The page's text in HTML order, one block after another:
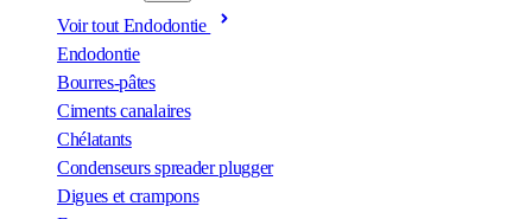
Voir tout Endodontie
Endodontie
Bourres-pâtes
Ciments canalaires
Chélatants
Condenseurs spreader plugger
Digues et crampons